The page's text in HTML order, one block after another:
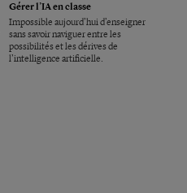
Gérer l’IA en classe
Impossible aujourd’hui d’enseigner
sans savoir naviguer entre les
possibilités et les dérives de
l’intelligence artificielle.